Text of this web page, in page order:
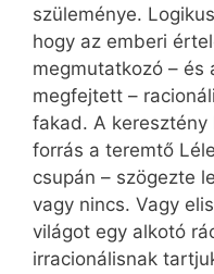
szüleménye.
hogy az emberi
megmutatkozó – és
megfejtett –
fakad. A keresztény
forrás a teremtő
csupán – szögezte
vagy nincs. Vagy
világot egy alkotó
irracionálisnak